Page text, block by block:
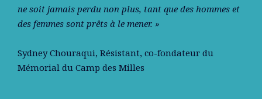
ne soit jamais perdu non plus, tant que des hommes et
des femmes sont prêts à le mener. »
Sydney Chouraqui, Résistant, co-fondateur du
Mémorial du Camp des Milles